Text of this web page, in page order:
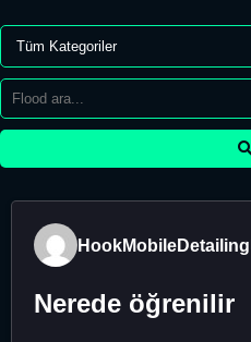
HookMobileDetailing
Nerede öğrenilir